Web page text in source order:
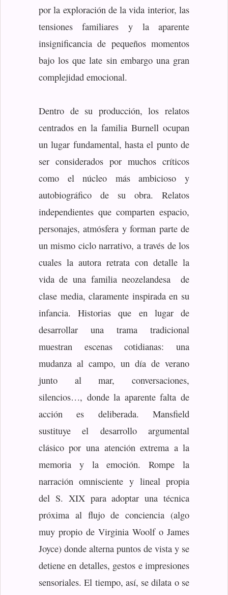
por la exploración de la vida interior, las
tensiones familiares y la aparente
insignificancia de pequeños momentos
bajo los que late sin embargo una gran
complejidad emocional.
Dentro de su producción, los relatos
centrados en la familia Burnell ocupan
un lugar fundamental, hasta el punto de
ser considerados por muchos críticos
como el núcleo más ambicioso y
autobiográfico de su obra. Relatos
independientes que comparten espacio,
personajes, atmósfera y forman parte de
un mismo ciclo narrativo, a través de los
cuales la autora retrata con detalle la
vida de una familia neozelandesa de
clase media, claramente inspirada en su
infancia. Historias que en lugar de
desarrollar una trama tradicional
muestran escenas cotidianas: una
mudanza al campo, un día de verano
junto al mar, conversaciones,
silencios…, donde la aparente falta de
acción es deliberada. Mansfield
sustituye el desarrollo argumental
clásico por una atención extrema a la
memoria y la emoción. Rompe la
narración omnisciente y lineal propia
del S. XIX para adoptar una técnica
próxima al flujo de conciencia (algo
muy propio de Virginia Woolf o James
Joyce) donde alterna puntos de vista y se
detiene en detalles, gestos e impresiones
sensoriales. El tiempo, así, se dilata o se